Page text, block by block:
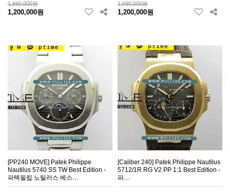
1,690,000원
1,200,000원
1,690,000원
1,200,000원
[PP240 MOVE] Patek Philippe
Nautilus 5740 SS TW Best Edition -
파텍필립 노틸러스 베스…
[Caliber 240] Patek Philippe Nautilus
5712/1R RG V2 PP 1:1 Best Edition -
파…